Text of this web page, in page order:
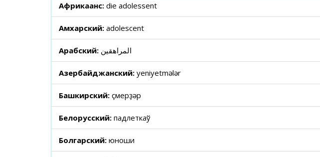
Африкаанс: die adolessent
Амхарский: adolescent
Арабский: المراهقين
Азербайджанский: yeniyetmələr
Башкирский: үҫмерҙәр
Белорусский: падлеткаў
Болгарский: юноши